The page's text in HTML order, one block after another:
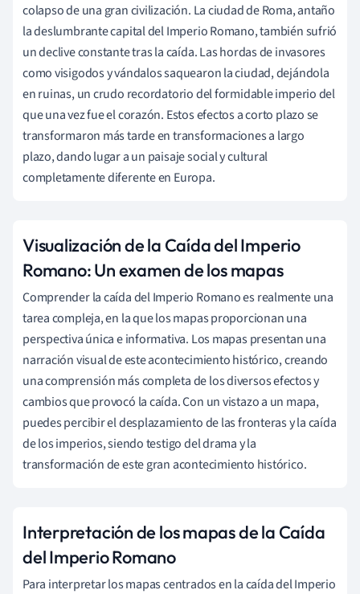
colapso de una gran civilización. La ciudad de Roma, antaño
la deslumbrante capital del Imperio Romano, también sufrió
un declive constante tras la caída. Las hordas de invasores
como visigodos y vándalos saquearon la ciudad, dejándola
en ruinas, un crudo recordatorio del formidable imperio del
que una vez fue el corazón. Estos efectos a corto plazo se
transformaron más tarde en transformaciones a largo
plazo, dando lugar a un paisaje social y cultural
completamente diferente en Europa.
Visualización de la Caída del Imperio
Romano: Un examen de los mapas
Comprender la caída del Imperio Romano es realmente una
tarea compleja, en la que los mapas proporcionan una
perspectiva única e informativa. Los mapas presentan una
narración visual de este acontecimiento histórico, creando
una comprensión más completa de los diversos efectos y
cambios que provocó la caída. Con un vistazo a un mapa,
puedes percibir el desplazamiento de las fronteras y la caída
de los imperios, siendo testigo del drama y la
transformación de este gran acontecimiento histórico.
Interpretación de los mapas de la Caída
del Imperio Romano
Para interpretar los mapas centrados en la caída del Imperio